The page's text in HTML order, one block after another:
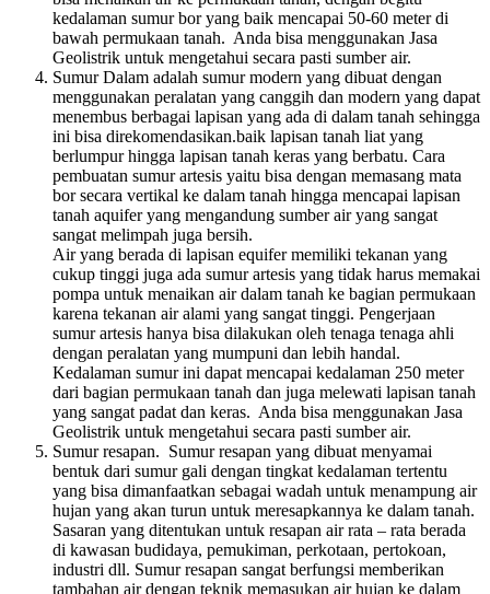
kedalaman sumur bor yang baik mencapai 50-60 meter di
bawah permukaan tanah. Anda bisa menggunakan Jasa
Geolistrik untuk mengetahui secara pasti sumber air.
Sumur Dalam adalah sumur modern yang dibuat dengan
menggunakan peralatan yang canggih dan modern yang dapat
menembus berbagai lapisan yang ada di dalam tanah sehingga
ini bisa direkomendasikan.baik lapisan tanah liat yang
berlumpur hingga lapisan tanah keras yang berbatu. Cara
pembuatan sumur artesis yaitu bisa dengan memasang mata
bor secara vertikal ke dalam tanah hingga mencapai lapisan
tanah aquifer yang mengandung sumber air yang sangat
sangat melimpah juga bersih.
Air yang berada di lapisan equifer memiliki tekanan yang
cukup tinggi juga ada sumur artesis yang tidak harus memakai
pompa untuk menaikan air dalam tanah ke bagian permukaan
karena tekanan air alami yang sangat tinggi. Pengerjaan
sumur artesis hanya bisa dilakukan oleh tenaga tenaga ahli
dengan peralatan yang mumpuni dan lebih handal.
Kedalaman sumur ini dapat mencapai kedalaman 250 meter
dari bagian permukaan tanah dan juga melewati lapisan tanah
yang sangat padat dan keras. Anda bisa menggunakan Jasa
Geolistrik untuk mengetahui secara pasti sumber air.
Sumur resapan. Sumur resapan yang dibuat menyamai
bentuk dari sumur gali dengan tingkat kedalaman tertentu
yang bisa dimanfaatkan sebagai wadah untuk menampung air
hujan yang akan turun untuk meresapkannya ke dalam tanah.
Sasaran yang ditentukan untuk resapan air rata – rata berada
di kawasan budidaya, pemukiman, perkotaan, pertokoan,
industri dll. Sumur resapan sangat berfungsi memberikan
tambahan air dengan teknik memasukan air hujan ke dalam